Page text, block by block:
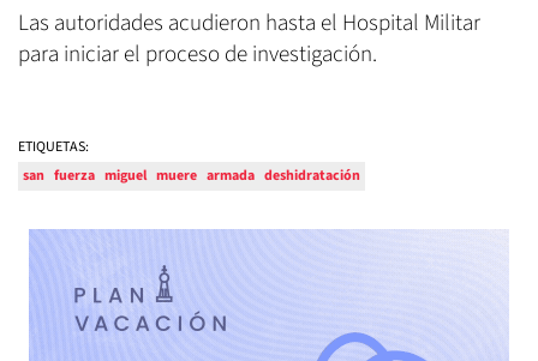
Las autoridades acudieron hasta el Hospital Militar
para iniciar el proceso de investigación.
ETIQUETAS:
san fuerza miguel muere armada deshidratación